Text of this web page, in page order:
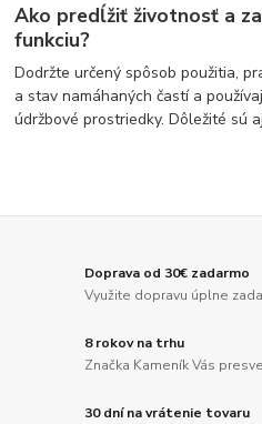
Ako predĺžiť životnosť a
funkciu?
Dodržte určený spôsob použitia,
a stav namáhaných častí a
údržbové prostriedky. Dôležité sú
Doprava od 30€ zadarmo
Využite dopravu úplne
8 rokov na trhu
Značka Kameník Vás
30 dní na vrátenie tovaru